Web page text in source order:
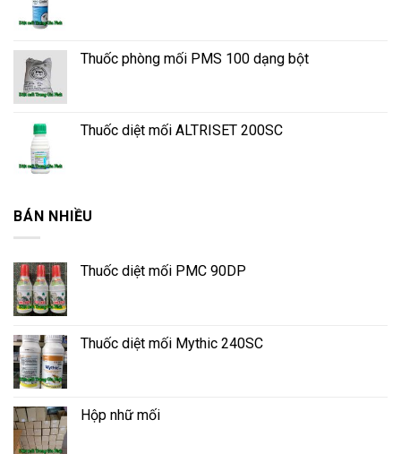
Thuốc phòng mối PMS 100 dạng bột
Thuốc diệt mối ALTRISET 200SC
BÁN NHIỀU
Thuốc diệt mối PMC 90DP
Thuốc diệt mối Mythic 240SC
Hộp nhữ mối